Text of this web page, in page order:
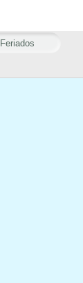
Feriados